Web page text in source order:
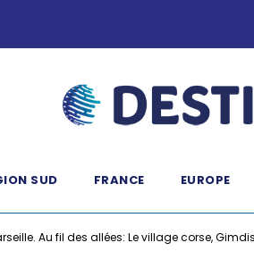
SUD FRANCE EUROPE
Au fil des allées: Le village corse,